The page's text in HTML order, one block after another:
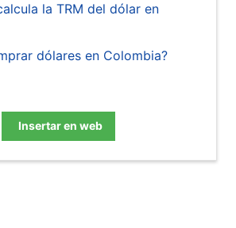
la TRM del dólar en
dólares en Colombia?
Insertar en web